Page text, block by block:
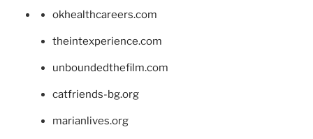
okhealthcareers.com
theintexperience.com
unboundedthefilm.com
catfriends-bg.org
marianlives.org